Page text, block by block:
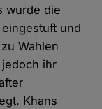
wurde die
und
Wahlen
ihr
Khans